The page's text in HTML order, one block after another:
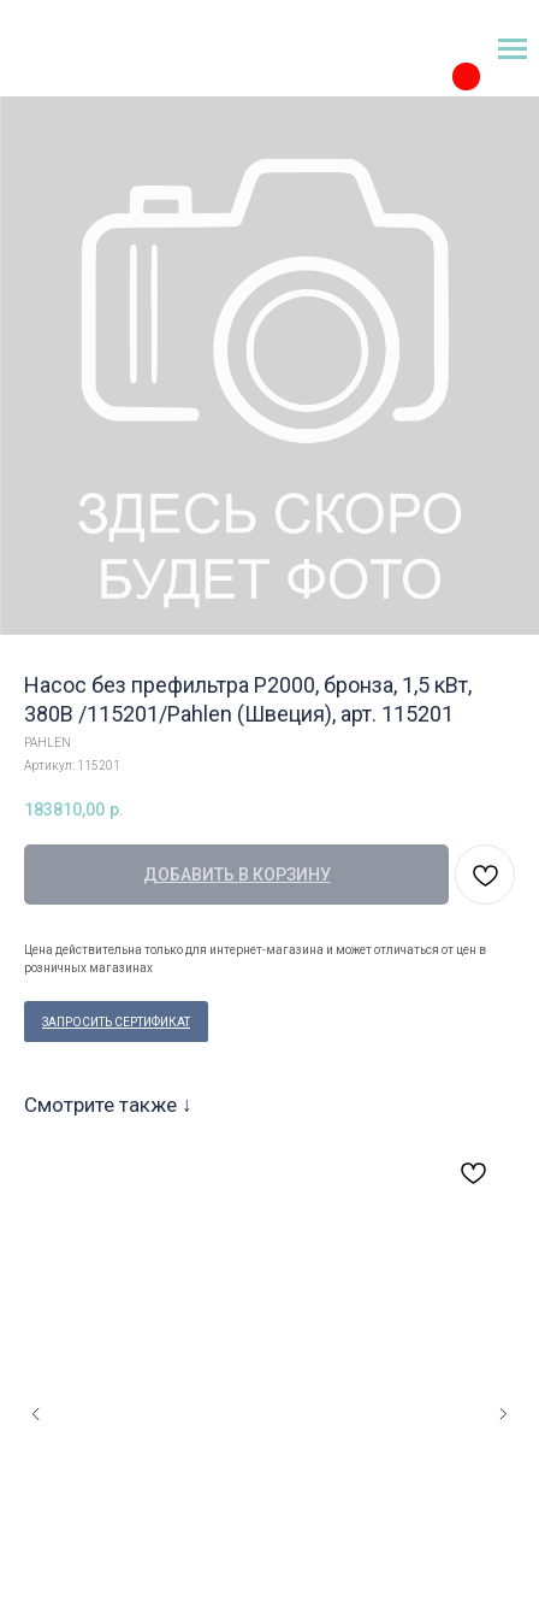
Насос без префильтра P2000, бронза, 1,5 кВт,
380В /115201/Pahlen (Швеция), арт. 115201
PAHLEN
Артикул: 115201
183810,00 р.
ДОБАВИТЬ В КОРЗИНУ
Цена действительна только для интернет-магазина и может отличаться от цен в
розничных магазинах
ЗАПРОСИТЬ СЕРТИФИКАТ
Смотрите также ↓